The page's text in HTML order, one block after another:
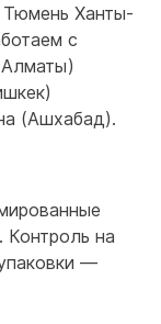
Тюмень Ханты-
с
Алматы)
(Ашхабад).
Контроль на
—